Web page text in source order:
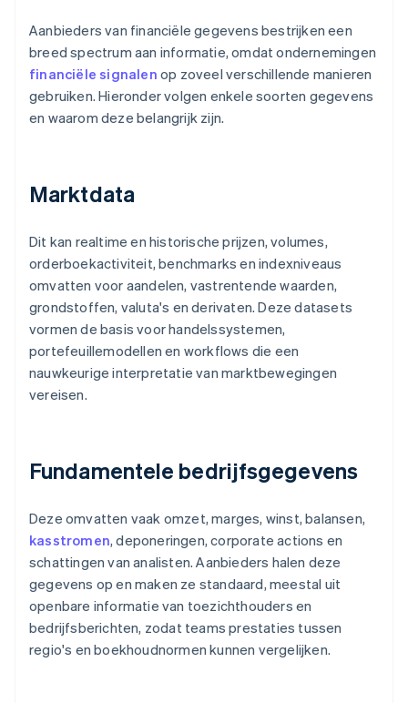
Aanbieders van financiële gegevens bestrijken een
breed spectrum aan informatie, omdat ondernemingen
financiële signalen op zoveel verschillende manieren
gebruiken. Hieronder volgen enkele soorten gegevens
en waarom deze belangrijk zijn.
Marktdata
Dit kan realtime en historische prijzen, volumes,
orderboekactiviteit, benchmarks en indexniveaus
omvatten voor aandelen, vastrentende waarden,
grondstoffen, valuta's en derivaten. Deze datasets
vormen de basis voor handelssystemen,
portefeuillemodellen en workflows die een
nauwkeurige interpretatie van marktbewegingen
vereisen.
Fundamentele bedrijfsgegevens
Deze omvatten vaak omzet, marges, winst, balansen,
kasstromen, deponeringen, corporate actions en
schattingen van analisten. Aanbieders halen deze
gegevens op en maken ze standaard, meestal uit
openbare informatie van toezichthouders en
bedrijfsberichten, zodat teams prestaties tussen
regio's en boekhoudnormen kunnen vergelijken.